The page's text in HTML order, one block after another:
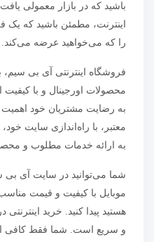
باشید که در بازار معمولی
اینترنت، مطمئن باشید که یک
را که می‌خواهید عرضه می‌کند.
محصولات اورجینال و با
به رضایت مشتریان خود
معتبر، با راه‌اندازی سایت
به ارائه خدمات مطلوب و
شما می‌توانید در سایت آی بی
موبایل با کیفیت و قیمت
هستید پیدا کنید. خرید
و سریع است. شما فقط کافی